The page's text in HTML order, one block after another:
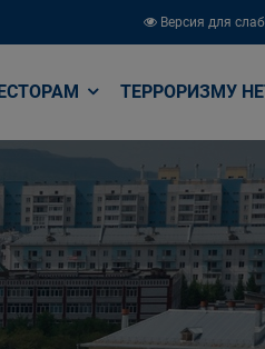
Версия для
ТЕРРОРИЗМУ